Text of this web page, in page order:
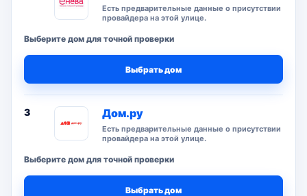
Есть предварительные данные о присутствии
провайдера на этой улице.
Выберите дом для точной проверки
Выбрать дом
3 Дом.ру
Есть предварительные данные о присутствии
провайдера на этой улице.
Выберите дом для точной проверки
Выбрать дом